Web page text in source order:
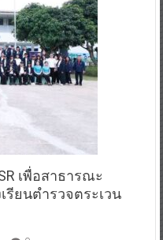
เพื่อสาธารณะ
รียนตำรวจตระเวน